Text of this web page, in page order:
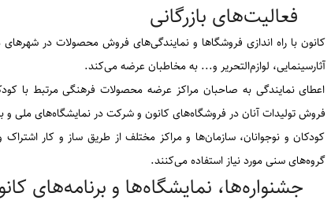
فعالیت‌های بازرگانی
کانون با راه اندازی فروشگاها و نمایندگی‌های فروش محصولات در شهرهای
آثارسینمایی، لوازم‌التحریر و... به مخاطبان عرضه می‌کند.
اعطای نمایندگی به صاحبان مراکز عرضه محصولات فرهنگی مرتبط با
فروش تولیدات آنان در فروشگاه‌های کانون و شرکت در نمایشگاه‌های ملی
کودکان و نوجوانان، سازمان‌ها و مراکز مختلف از طریق ساز و کار
گروه‌های سنی مورد نیاز استفاده می‌کنند.
جشنواره‌ها، نمایشگاه‌ها و برنامه‌های